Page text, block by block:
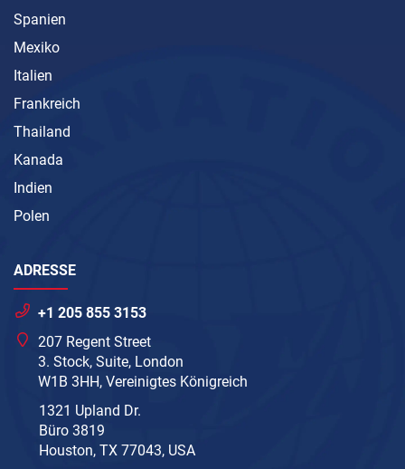
Spanien
Mexiko
Italien
Frankreich
Thailand
Kanada
Indien
Polen
ADRESSE
+1 205 855 3153
207 Regent Street
3. Stock, Suite, London
W1B 3HH, Vereinigtes Königreich
1321 Upland Dr.
Büro 3819
Houston, TX 77043, USA